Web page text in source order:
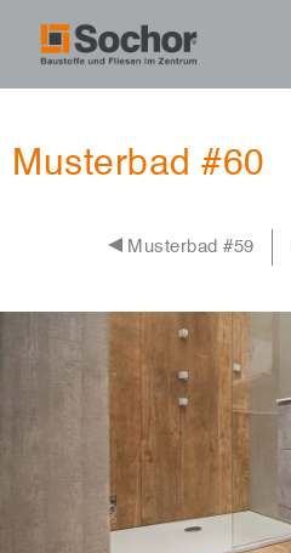
Musterbad #60
Musterbad #59